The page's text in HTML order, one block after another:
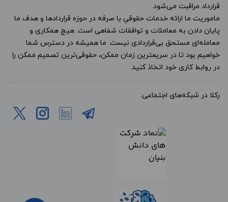
قرارداد مراقبت می‌شود.
ماموریت ما ارائه خدمات حقوقیِ با صرفه در حوزه قراردادها و هدف ما
پایان دادن به معاملات و توافقات شفاهی است. هیچ همکاری و
معامله‌ای مستحق بی‌قراردادی نیست. ما همیشه در دسترس شما
خواهیم بود تا در سریعترین زمان ممکن، حقوقی‌ترین تصمیم ممکن را
در روابط کاری خود اتخاذ کنید.
رکلا در شبکه‌های اجتماعی: